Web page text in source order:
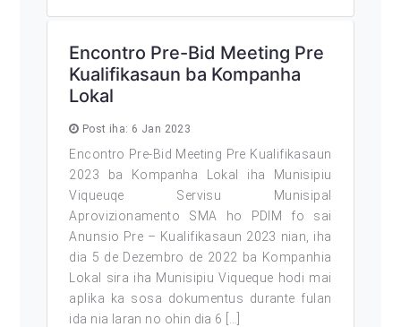
Encontro Pre-Bid Meeting Pre
Kualifikasaun ba Kompanha
Lokal
Post iha: 6 Jan 2023
Encontro Pre-Bid Meeting Pre Kualifikasaun
2023 ba Kompanha Lokal iha Munisipiu
Viqueuqe Servisu Munisipal
Aprovizionamento SMA ho PDIM fo sai
Anunsio Pre – Kualifikasaun 2023 nian, iha
dia 5 de Dezembro de 2022 ba Kompanhia
Lokal sira iha Munisipiu Viqueque hodi mai
aplika ka sosa dokumentus durante fulan
ida nia laran no ohin dia 6 […]